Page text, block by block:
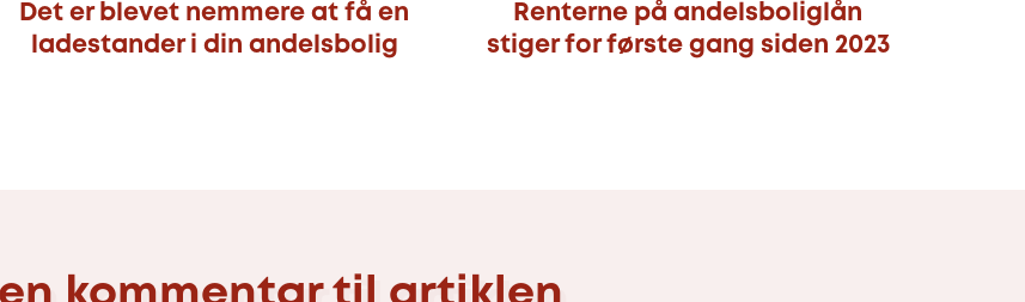
Det er blevet nemmere at få en
ladestander i din andelsbolig
Renterne på andelsboliglån
stiger for første gang siden 2023
kommentar til artiklen